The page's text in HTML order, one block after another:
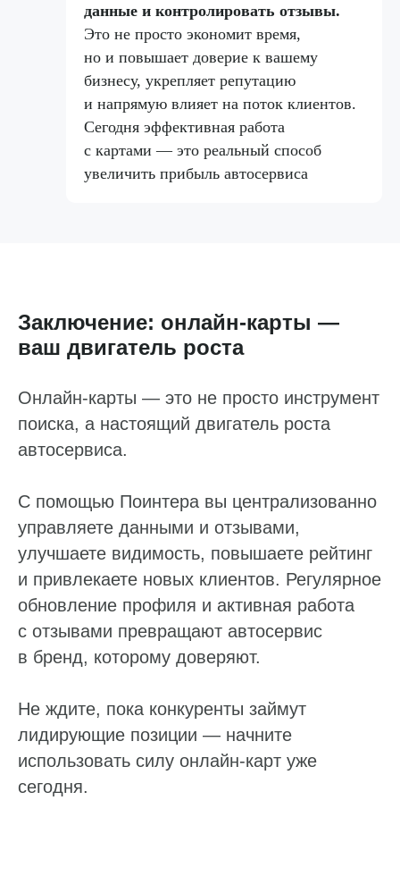
данные и контролировать отзывы.
Это не просто экономит время,
но и повышает доверие к вашему
бизнесу, укрепляет репутацию
и напрямую влияет на поток клиентов.
Сегодня эффективная работа
с картами — это реальный способ
увеличить прибыль автосервиса
Заключение: онлайн‑карты —
ваш двигатель роста
Онлайн‑карты — это не просто инструмент
поиска, а настоящий двигатель роста
автосервиса.
С помощью Поинтера вы централизованно
управляете данными и отзывами,
улучшаете видимость, повышаете рейтинг
и привлекаете новых клиентов. Регулярное
обновление профиля и активная работа
с отзывами превращают автосервис
в бренд, которому доверяют.
Не ждите, пока конкуренты займут
лидирующие позиции — начните
использовать силу онлайн‑карт уже
сегодня.